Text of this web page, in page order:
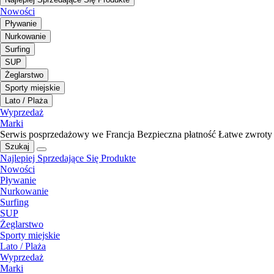
Nowości
Pływanie
Nurkowanie
Surfing
SUP
Żeglarstwo
Sporty miejskie
Lato / Plaża
Wyprzedaż
Marki
Serwis posprzedażowy we Francja Bezpieczna płatność Łatwe zwroty
Szukaj
Najlepiej Sprzedające Się Produkte
Nowości
Pływanie
Nurkowanie
Surfing
SUP
Żeglarstwo
Sporty miejskie
Lato / Plaża
Wyprzedaż
Marki